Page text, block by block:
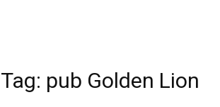
Tag: pub Golden Lion